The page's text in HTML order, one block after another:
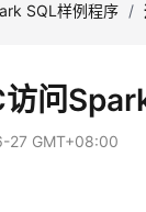
SQL样例程序 /
问
27 GMT+08:00